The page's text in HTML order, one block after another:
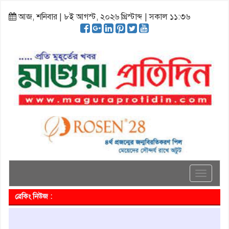
আজ, শনিবার | ৮ই আগস্ট, ২০২৬ খ্রিস্টাব্দ | সকাল ১১:৩৬
Toggle
ব্রেকিং নিউজ :